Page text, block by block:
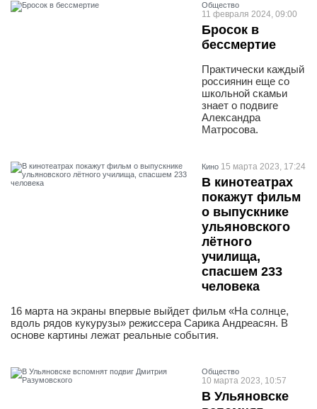
Общество
11 февраля 2024, 09:00
Бросок в
бессмертие
Практически каждый
россиянин еще со
школьной скамьи
знает о подвиге
Александра
Матросова.
Кино 15 марта 2023, 17:24
В кинотеатрах
покажут фильм
о выпускнике
ульяновского
лётного
училища,
спасшем 233
человека
16 марта на экраны впервые выйдет фильм «На солнце,
вдоль рядов кукурузы» режиссера Сарика Андреасян. В
основе картины лежат реальные события.
Общество
10 марта 2023, 10:57
В Ульяновске